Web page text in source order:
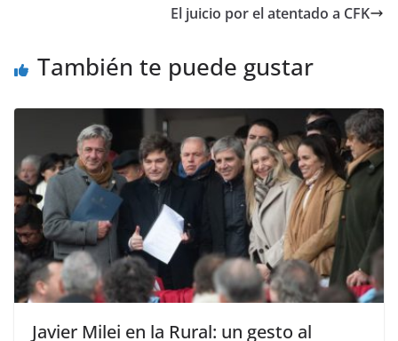
El juicio por el atentado a CFK
También te puede gustar
Javier Milei en la Rural: un gesto al